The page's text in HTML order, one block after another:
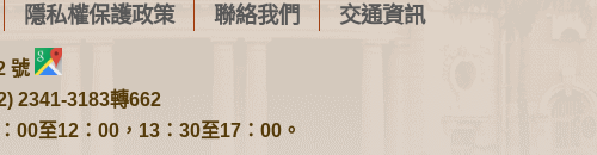
隱私權保護政策 聯絡我們 交通資訊
號
2341-3183轉662
00至12：00，13：30至17：00。